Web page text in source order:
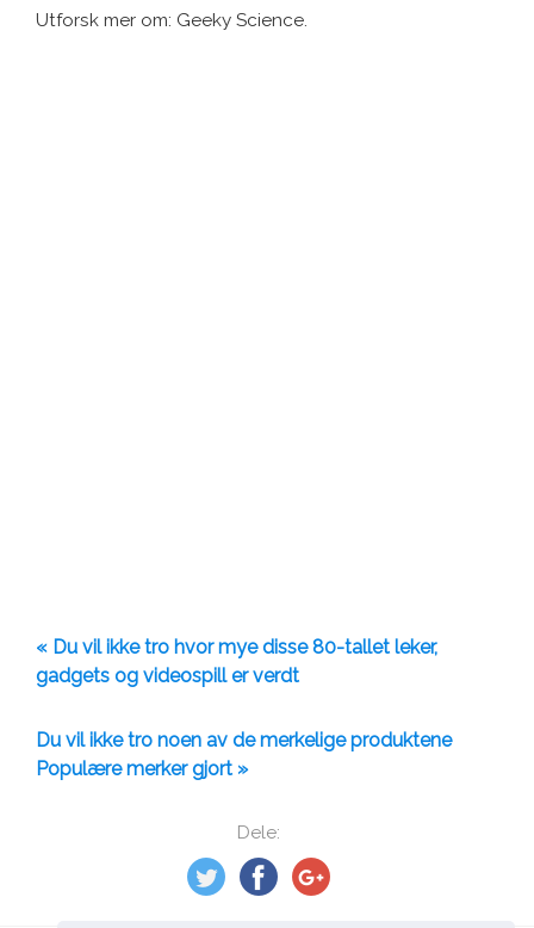
Dele:
Utforsk mer om: Geeky Science.
« Du vil ikke tro hvor mye disse 80-tallet leker,
gadgets og videospill er verdt
Du vil ikke tro noen av de merkelige produktene
Populære merker gjort »